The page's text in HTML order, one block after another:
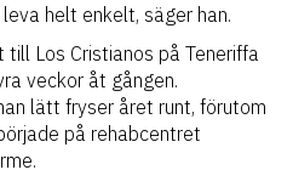
helt enkelt, säger han.
Los Cristianos på Teneriffa
veckor åt gången.
lätt fryser året runt, förutom
på rehabcentret